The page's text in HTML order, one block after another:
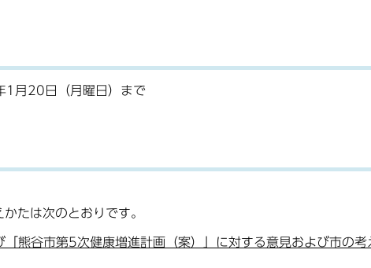
1月20日（月曜日）まで
たは次のとおりです。
熊谷市第5次健康増進計画（案）」に対する意見および市の考